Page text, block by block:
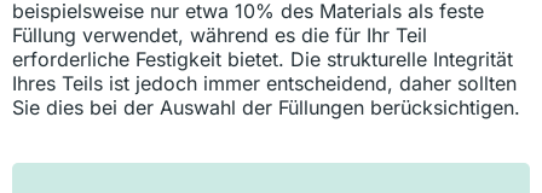
beispielsweise nur etwa 10% des Materials als feste
Füllung verwendet, während es die für Ihr Teil
erforderliche Festigkeit bietet. Die strukturelle Integrität
Ihres Teils ist jedoch immer entscheidend, daher sollten
Sie dies bei der Auswahl der Füllungen berücksichtigen.